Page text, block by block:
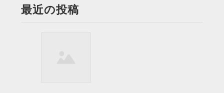
ん
最近の投稿